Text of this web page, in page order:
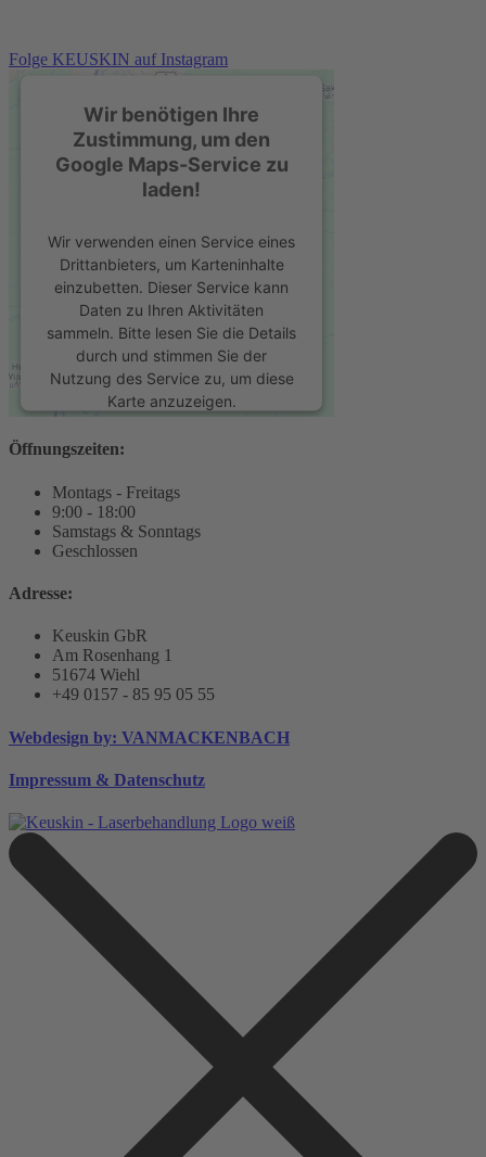
Folge KEUSKIN auf Instagram
Wir benötigen Ihre
Zustimmung, um den
Google Maps-Service zu
laden!
Wir verwenden einen Service eines
Drittanbieters, um Karteninhalte
einzubetten. Dieser Service kann
Daten zu Ihren Aktivitäten
sammeln. Bitte lesen Sie die Details
durch und stimmen Sie der
Nutzung des Service zu, um diese
Karte anzuzeigen.
Mehr Informationen
Akzeptieren
powered by
Öffnungszeiten:
Montags - Freitags
9:00 - 18:00
Samstags & Sonntags
Geschlossen
Adresse:
Keuskin GbR
Am Rosenhang 1
51674 Wiehl
+49 0157 - 85 95 05 55
Webdesign by: VANMACKENBACH
Impressum & Datenschutz